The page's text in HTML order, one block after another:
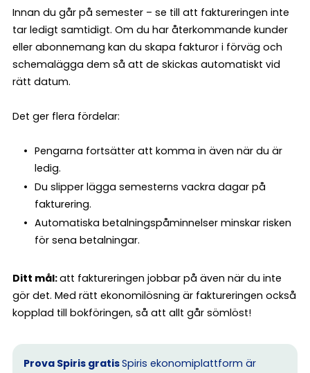
Innan du går på semester – se till att faktureringen inte
tar ledigt samtidigt. Om du har återkommande kunder
eller abonnemang kan du skapa fakturor i förväg och
schemalägga dem så att de skickas automatiskt vid
rätt datum.
Det ger flera fördelar:
Pengarna fortsätter att komma in även när du är
ledig.
Du slipper lägga semesterns vackra dagar på
fakturering.
Automatiska betalningspåminnelser minskar risken
för sena betalningar.
Ditt mål:att faktureringen jobbar på även när du inte
gör det. Med rätt ekonomilösning är faktureringen också
kopplad till bokföringen, så att allt går sömlöst!
Prova Spiris gratisSpiris ekonomiplattform är